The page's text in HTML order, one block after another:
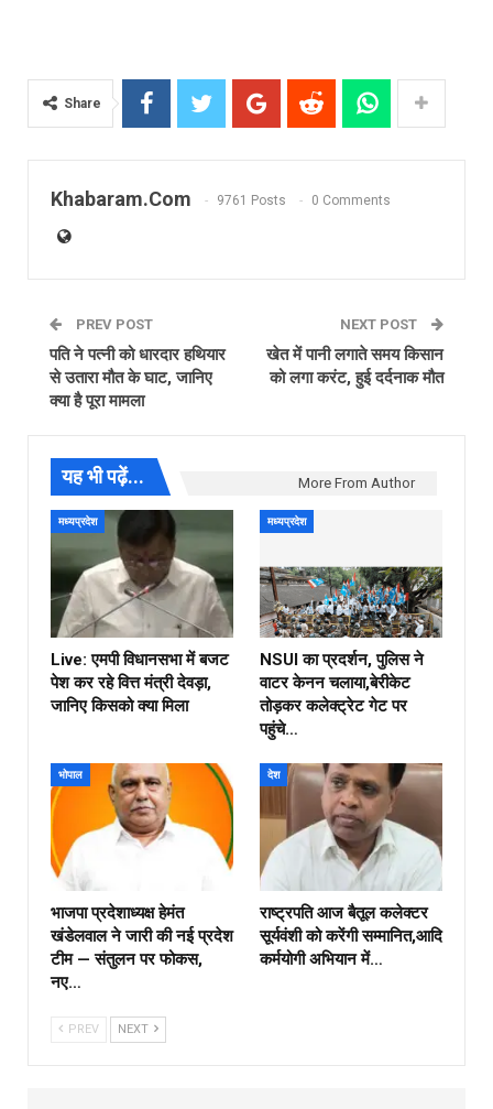
Share
Khabaram.Com 9761 Posts 0 Comments
PREV POST
पति ने पत्नी को धारदार हथियार
से उतारा मौत के घाट, जानिए
क्या है पूरा मामला
NEXT POST
खेत में पानी लगाते समय किसान
को लगा करंट, हुई दर्दनाक मौत
यह भी पढ़ें... More From Author
मध्यप्रदेश
Live: एमपी विधानसभा में बजट
पेश कर रहे वित्त मंत्री देवड़ा,
जानिए किसको क्या मिला
मध्यप्रदेश
NSUI का प्रदर्शन, पुलिस ने
वाटर केनन चलाया,बेरीकेट
तोड़कर कलेक्ट्रेट गेट पर
पहुंचे…
भोपाल
भाजपा प्रदेशाध्यक्ष हेमंत
खंडेलवाल ने जारी की नई प्रदेश
टीम — संतुलन पर फोकस,
नए…
देश
राष्ट्रपति आज बैतूल कलेक्टर
सूर्यवंशी को करेंगी सम्मानित,आदि
कर्मयोगी अभियान में…
PREV NEXT